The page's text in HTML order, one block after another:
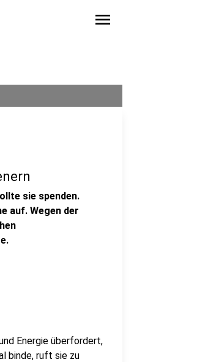
menu
sie spenden.
auf. Wegen der
Energie überfordert,
binde, ruft sie zu